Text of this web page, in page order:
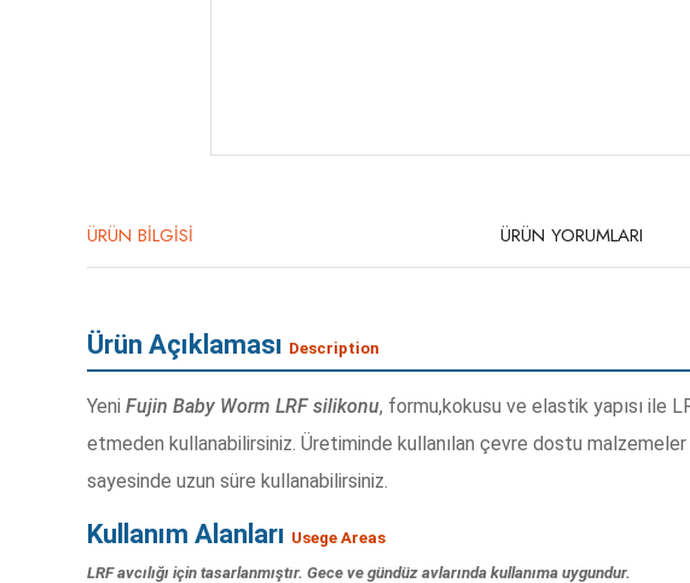
ÜRÜN BİLGİSİ ÜRÜN YORUMLARI
Ürün Açıklaması Description
Yeni Fujin Baby Worm LRF silikonu, formu,kokusu ve elastik yapısı ile
etmeden kullanabilirsiniz. Üretiminde kullanılan çevre dostu malzemeler
sayesinde uzun süre kullanabilirsiniz.
Kullanım Alanları Usege Areas
LRF avcılığı için tasarlanmıştır. Gece ve gündüz avlarında kullanıma uygundur.